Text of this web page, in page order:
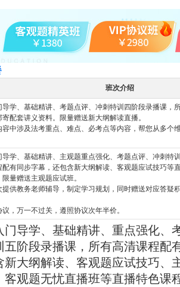
班次介绍
导学、基础精讲、考题点评、冲刺特训四阶段录播课，
寄配套讲义资料。限量赠送新大纲解读直播。
容中涉及法考重点、难点、必考点等内容，帮您从多个
导学、基础精讲、主观题重点强化、考题点评、冲刺特
配有同步字幕，还包含新大纲解读、客观题应试技巧等
限量赠送主观题应试班。
提供教务老师辅导，制定学习规划，同时赠送对应答疑
议，万一不过关，遵照协议次年半价。
门导学、基础精讲、重点强化、
五阶段录播课，所有高清课程配
新大纲解读、客观题应试技巧、
客观题无忧直播班等直播特色课